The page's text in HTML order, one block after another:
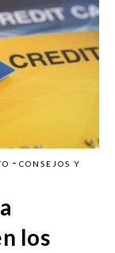
- CONSEJOS Y
los